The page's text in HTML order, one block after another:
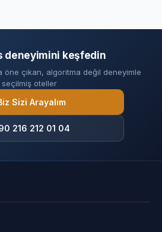
deneyimini keşfedin
öne çıkan, algoritma değil deneyimle
seçilmiş oteller
Sizi Arayalım
216 212 01 04